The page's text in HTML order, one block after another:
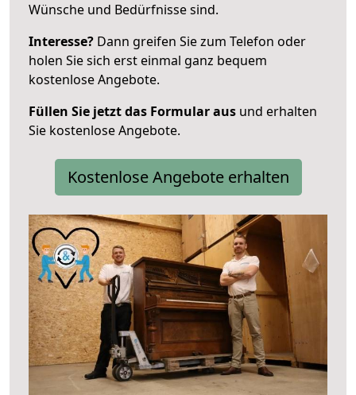
Wünsche und Bedürfnisse sind.
Interesse? Dann greifen Sie zum Telefon oder
holen Sie sich erst einmal ganz bequem
kostenlose Angebote.
Füllen Sie jetzt das Formular aus und erhalten
Sie kostenlose Angebote.
Kostenlose Angebote erhalten